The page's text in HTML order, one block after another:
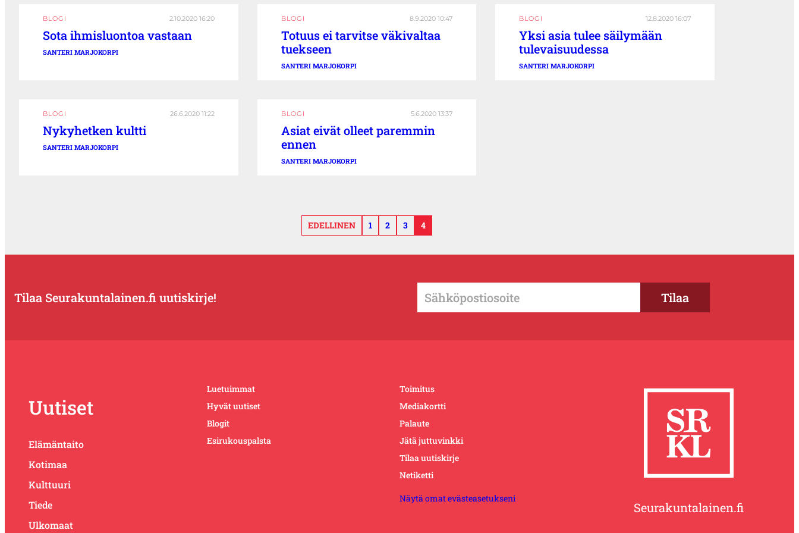
BLOGI 2.10.2020 16:20
Sota ihmisluontoa vastaan
SANTERI MARJOKORPI
BLOGI 8.9.2020 10:47
Totuus ei tarvitse väkivaltaa
tuekseen
SANTERI MARJOKORPI
BLOGI 12.8.2020 16:07
Yksi asia tulee säilymään
tulevaisuudessa
SANTERI MARJOKORPI
BLOGI 26.6.2020 11:22
Nykyhetken kultti
SANTERI MARJOKORPI
BLOGI 5.6.2020 13:37
Asiat eivät olleet paremmin
ennen
SANTERI MARJOKORPI
EDELLINEN 1 2 3 4
Tilaa Seurakuntalainen.fi uutiskirje!
Uutiset
Elämäntaito
Kotimaa
Kulttuuri
Tiede
Ulkomaat
Luetuimmat
Hyvät uutiset
Blogit
Esirukouspalsta
Toimitus
Mediakortti
Palaute
Jätä juttuvinkki
Tilaa uutiskirje
Netiketti
Näytä omat evästeasetukseni
Seurakuntalainen.fi